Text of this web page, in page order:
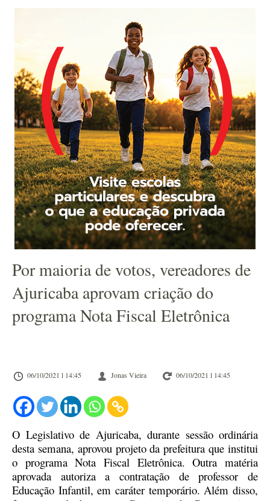
Por maioria de votos, vereadores de
Ajuricaba aprovam criação do
programa Nota Fiscal Eletrônica
06/10/2021 l 14:45 Jonas Vieira 06/10/2021 l 14:45
O Legislativo de Ajuricaba, durante sessão ordinária
desta semana, aprovou projeto da prefeituraque institui
o programa Nota Fiscal Eletrônica.Outra matéria
aprovada autoriza a contratação de professor de
Educação Infantil, em caráter temporário. Além disso,